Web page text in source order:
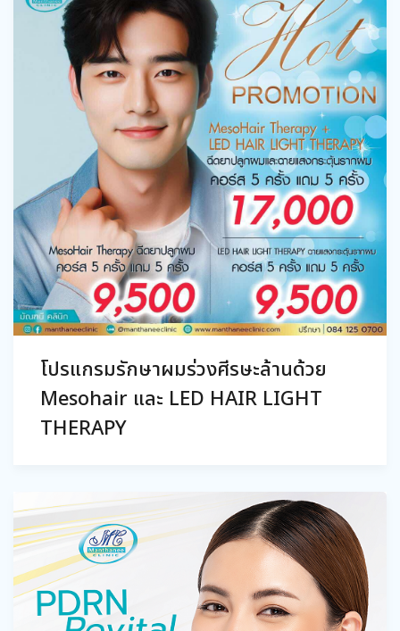
โปรแกรมรักษาผมร่วงศีรษะล้านด้วย
Mesohair และ LED HAIR LIGHT
THERAPY